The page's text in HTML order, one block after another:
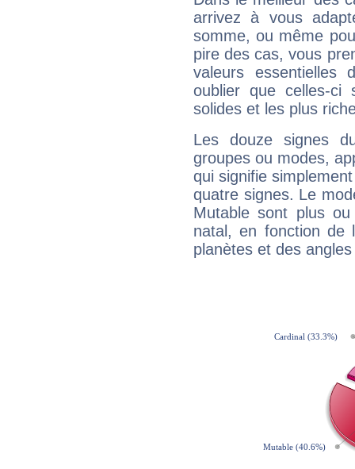
arrivez à vous
somme, ou même
pire des cas, vous
valeurs
oublier que celles-
solides et les plus
Les douze signes
groupes ou modes,
qui signifie
quatre signes. Le
Mutable sont plus
natal, en fonction de
planètes et des